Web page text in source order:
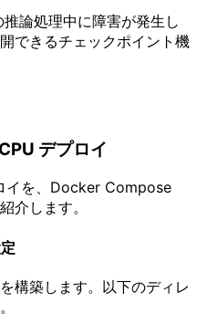
論処理中に障害が発生し
できるチェックポイント機
デプロイ
イを、Docker Compose
介します。
構築します。以下のディレ